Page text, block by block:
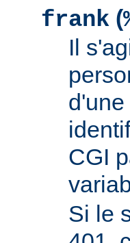
frank (
Il
CGI
Si le